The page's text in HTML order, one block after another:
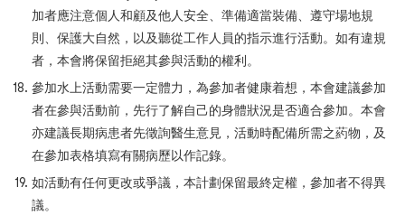
加者應注意個人和顧及他人安全、準備適當裝備、遵守場地規
則、保護大自然，以及聽從工作人員的指示進行活動。如有違規
者，本會將保留拒絕其參與活動的權利。
參加水上活動需要一定體力，為參加者健康着想，本會建議參加
者在參與活動前，先行了解自己的身體狀況是否適合參加。本會
亦建議長期病患者先徵詢醫生意見，活動時配備所需之葯物，及
在參加表格填寫有關病歷以作記錄。
如活動有任何更改或爭議，本計劃保留最終定權，參加者不得異
議。